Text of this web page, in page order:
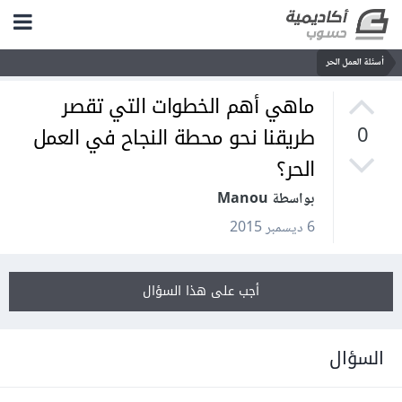
أسئلة العمل الحر
0
ماهي أهم الخطوات التي تقصر
طريقنا نحو محطة النجاح في العمل
الحر؟
بواسطة Manou
6 ديسمبر 2015
أجب على هذا السؤال
السؤال